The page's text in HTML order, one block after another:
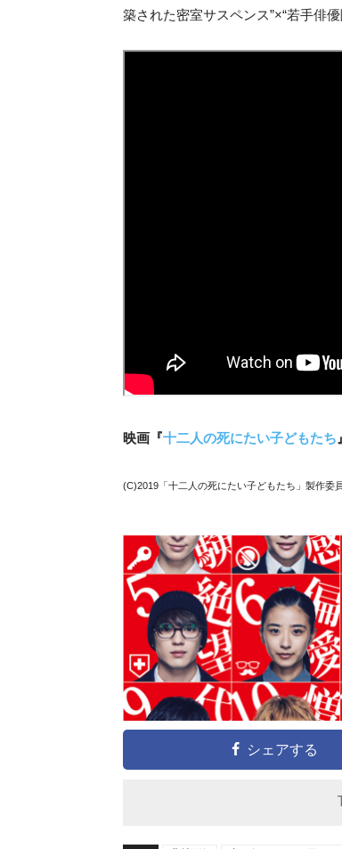
築された密室サスペンス”×“若手俳
映画『十二人の死にたい子どもたち
(C)2019「十二人の死にたい子どもたち」製作委
シェアする